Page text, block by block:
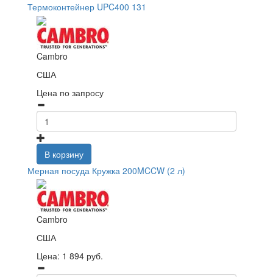
Термоконтейнер UPC400 131
Cambro
США
Цена по запросу
В корзину
Мерная посуда Кружка 200MCCW (2 л)
Cambro
США
Цена: 1 894 руб.